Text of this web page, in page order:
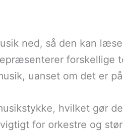
ned, så den kan
forskellige
uanset om det er
hvilket gør
for orkestre og